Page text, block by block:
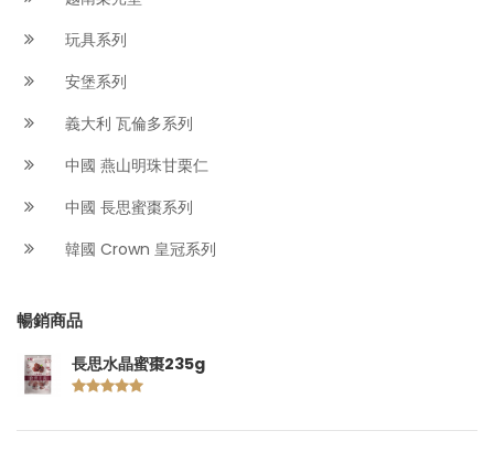
玩具系列
安堡系列
義大利 瓦倫多系列
中國 燕山明珠甘栗仁
中國 長思蜜棗系列
韓國 Crown 皇冠系列
暢銷商品
長思水晶蜜棗235g